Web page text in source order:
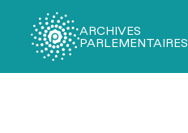
ARCHIVES
PARLEMENTAIRES